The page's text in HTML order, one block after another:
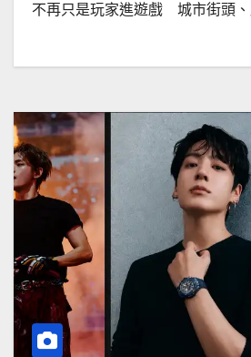
不再只是玩家進遊戲 城市街頭